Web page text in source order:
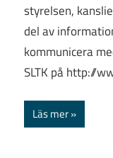
styrelsen,
del av
kommunicera
SLTK på http://
Läs mer